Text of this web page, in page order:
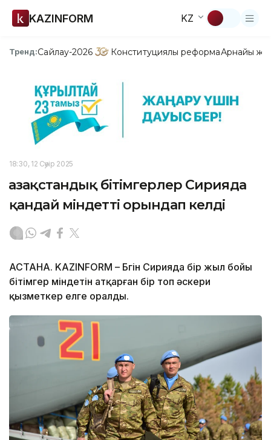
KAZINFORM KZ
Тренд:Сайлау-2026 Конституциялық реформаАрнайы
18:30, 12 Сәуір 2025
Қазақстандық бітімгерлер Сирияда
қандай міндетті орындап келді
АСТАНА. KAZINFORM – Бүгін Сирияда бір жыл бойы
бітімгер міндетін атқарған бір топ әскери
қызметкер елге оралды.